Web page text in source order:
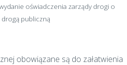
oświadczenia zarządy drogi o
drogą publiczną
obowiązane są do załatwienia